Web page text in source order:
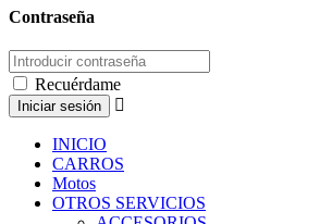
Contraseña
Recuérdame
INICIO
CARROS
Motos
OTROS SERVICIOS